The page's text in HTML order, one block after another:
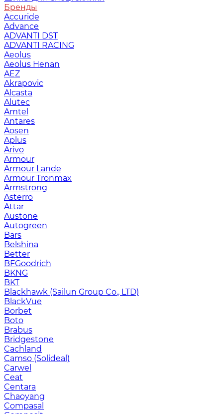
Бренды
Accuride
Advance
ADVANTI DST
ADVANTI RACING
Aeolus
Aeolus Henan
AEZ
Akrapovic
Alcasta
Alutec
Amtel
Antares
Aosen
Aplus
Arivo
Armour
Armour Lande
Armour Tronmax
Armstrong
Asterro
Attar
Austone
Autogreen
Bars
Belshina
Better
BFGoodrich
BKNG
BKT
Blackhawk (Sailun Group Co., LTD)
BlackVue
Borbet
Boto
Brabus
Bridgestone
Cachland
Camso (Solideal)
Carwel
Ceat
Centara
Chaoyang
Compasal